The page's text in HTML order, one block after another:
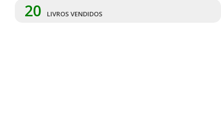
20 LIVROS VENDIDOS